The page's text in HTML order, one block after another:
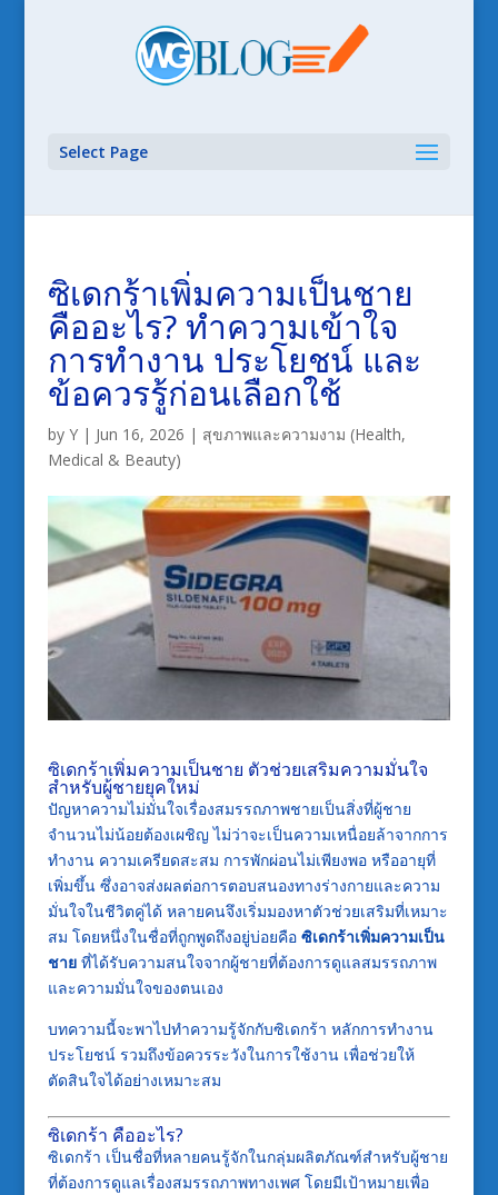
Select Page
ซิเดกร้าเพิ่มความเป็นชาย
คืออะไร? ทำความเข้าใจ
การทำงาน ประโยชน์ และ
ข้อควรรู้ก่อนเลือกใช้
by Y| Jun 16, 2026 | สุขภาพและความงาม (Health,
Medical & Beauty)
ซิเดกร้าเพิ่มความเป็นชาย ตัวช่วยเสริมความมั่นใจ
สำหรับผู้ชายยุคใหม่
ปัญหาความไม่มั่นใจเรื่องสมรรถภาพชายเป็นสิ่งที่ผู้ชาย
จำนวนไม่น้อยต้องเผชิญ ไม่ว่าจะเป็นความเหนื่อยล้าจากการ
ทำงาน ความเครียดสะสม การพักผ่อนไม่เพียงพอ หรืออายุที่
เพิ่มขึ้น ซึ่งอาจส่งผลต่อการตอบสนองทางร่างกายและความ
มั่นใจในชีวิตคู่ได้ หลายคนจึงเริ่มมองหาตัวช่วยเสริมที่เหมาะ
สม โดยหนึ่งในชื่อที่ถูกพูดถึงอยู่บ่อยคือ ซิเดกร้าเพิ่มความเป็น
ชายที่ได้รับความสนใจจากผู้ชายที่ต้องการดูแลสมรรถภาพ
และความมั่นใจของตนเอง
บทความนี้จะพาไปทำความรู้จักกับซิเดกร้า หลักการทำงาน
ประโยชน์ รวมถึงข้อควรระวังในการใช้งาน เพื่อช่วยให้
ตัดสินใจได้อย่างเหมาะสม
ซิเดกร้า คืออะไร?
ซิเดกร้า เป็นชื่อที่หลายคนรู้จักในกลุ่มผลิตภัณฑ์สำหรับผู้ชาย
ที่ต้องการดูแลเรื่องสมรรถภาพทางเพศ โดยมีเป้าหมายเพื่อ